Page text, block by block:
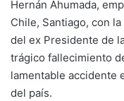
Hernán Ahumada,
Chile, Santiago, con
del ex Presidente de
trágico fallecimiento
lamentable accidente
del país.